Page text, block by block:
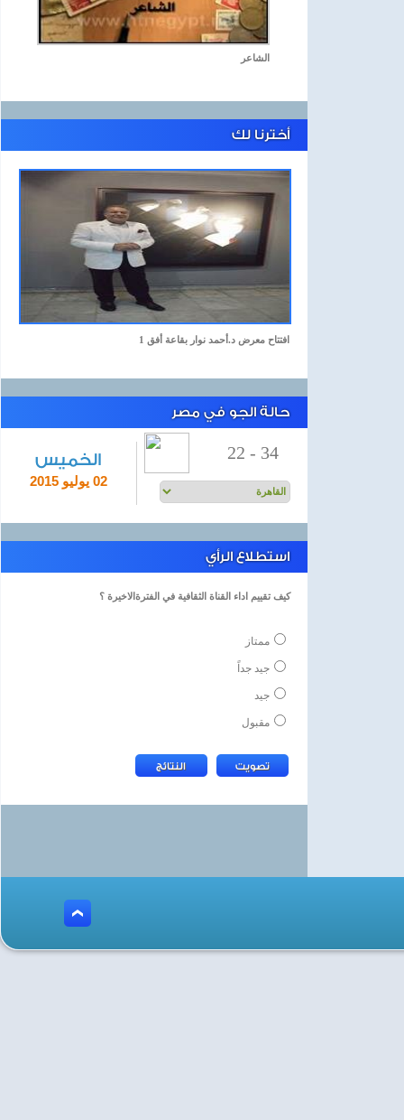
الشاعر
أخترنا لك
افتتاح معرض د.أحمد نوار بقاعة أفق 1
حالة الجو في مصر
الخميس
02 يوليو 2015
22 - 34
استطلاع الرأي
كيف تقييم اداء القناة الثقافية في الفترةالاخيرة ؟
ممتاز
جيد جداً
جيد
مقبول